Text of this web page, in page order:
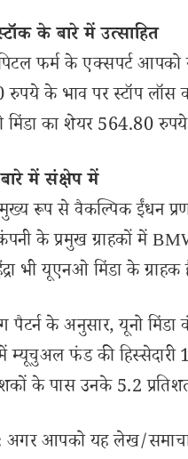
के बारे में उत्साहित
फर्म के एक्सपर्ट आपको
के भाव पर स्टॉप लॉस
मिंडा का शेयर 564.80 रुपये
में संक्षेप में
रूप से वैकल्पिक ईंधन
के प्रमुख ग्राहकों में
भी यूएनओ मिंडा के ग्राहक
पैटर्न के अनुसार, यूनो मिंडा
म्यूचुअल फंड की हिस्सेदारी
के पास उनके 5.2
अगर आपको यह लेख/